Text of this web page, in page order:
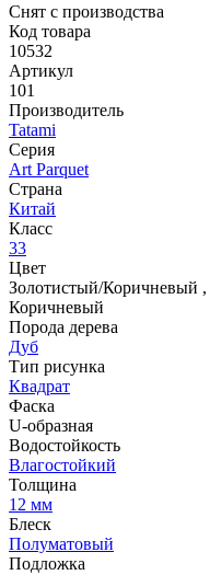
Снят с производства
Код товара
10532
Артикул
101
Производитель
Tatami
Серия
Art Parquet
Страна
Китай
Класс
33
Цвет
Золотистый/Коричневый ,
Коричневый
Порода дерева
Дуб
Тип рисунка
Квадрат
Фаска
U-образная
Водостойкость
Влагостойкий
Толщина
12 мм
Блеск
Полуматовый
Подложка